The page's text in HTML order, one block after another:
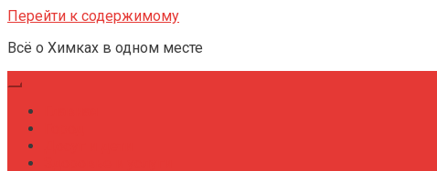
Перейти к содержимому
Всё о Химках в одном месте